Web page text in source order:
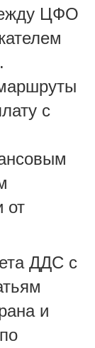
ЦФО
с
от
ДДС с
и